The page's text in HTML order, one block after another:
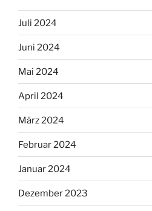
Juli 2024
Juni 2024
Mai 2024
April 2024
März 2024
Februar 2024
Januar 2024
Dezember 2023